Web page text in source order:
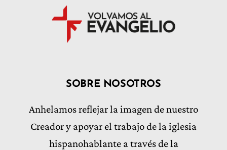
SOBRE NOSOTROS
Anhelamos reflejar la imagen de nuestro
Creador y apoyar el trabajo de la iglesia
hispanohablante a través de la